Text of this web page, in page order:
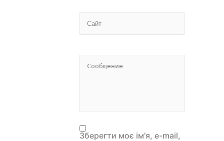
Зберегти моє ім'я, e-mail,